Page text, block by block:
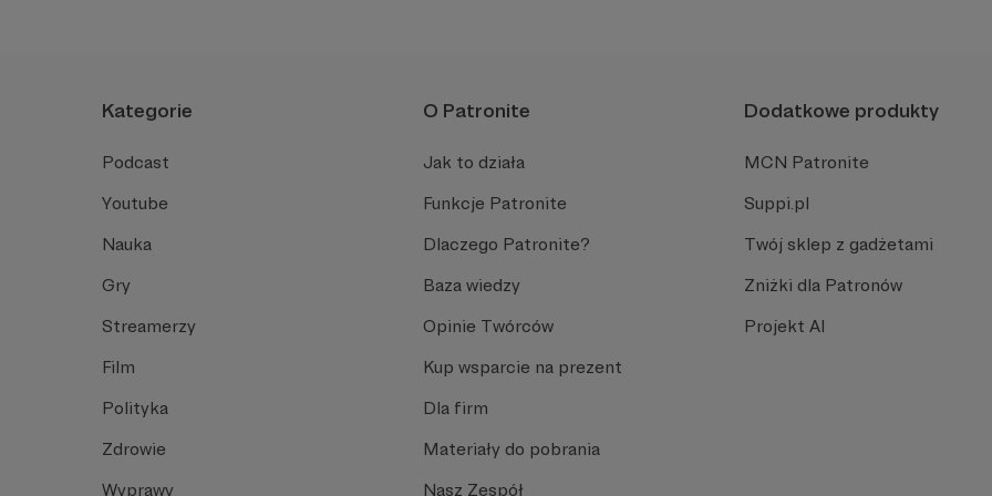
Kategorie
Podcast
Youtube
Nauka
Gry
Streamerzy
Film
Polityka
Zdrowie
Wyprawy
O Patronite
Jak to działa
Funkcje Patronite
Dlaczego Patronite?
Baza wiedzy
Opinie Twórców
Kup wsparcie na prezent
Dla firm
Materiały do pobrania
Nasz Zespół
Dodatkowe produkty
MCN Patronite
Suppi.pl
Twój sklep z gadżetami
Zniżki dla Patronów
Projekt AI